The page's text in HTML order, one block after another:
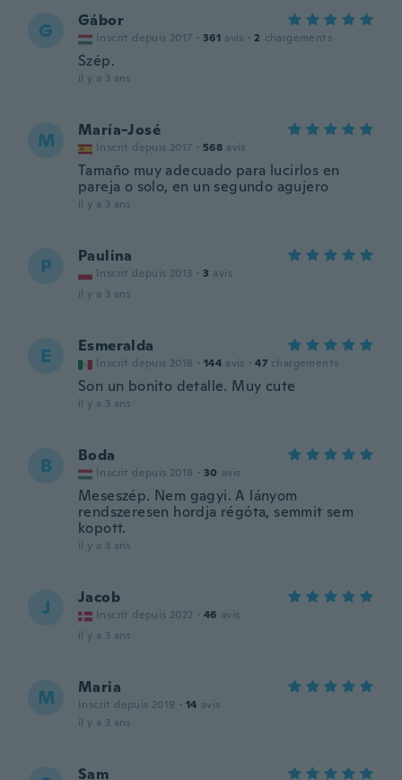
G Gábor
Inscrit depuis 2017 · 361 avis · 2 chargements
Szép.
il y a 3 ans
M María-José
Inscrit depuis 2017 · 568 avis
Tamaño muy adecuado para lucirlos en
pareja o solo, en un segundo agujero
il y a 3 ans
P Paulina
Inscrit depuis 2013 · 3 avis
il y a 3 ans
E Esmeralda
Inscrit depuis 2016 · 144 avis · 47 chargements
Son un bonito detalle. Muy cute
il y a 3 ans
B Boda
Inscrit depuis 2018 · 30 avis
Meseszép. Nem gagyi. A lányom
rendszeresen hordja régóta, semmit sem
kopott.
il y a 3 ans
J Jacob
Inscrit depuis 2022 · 46 avis
il y a 3 ans
M Maria
Inscrit depuis 2019 · 14 avis
il y a 3 ans
Sam